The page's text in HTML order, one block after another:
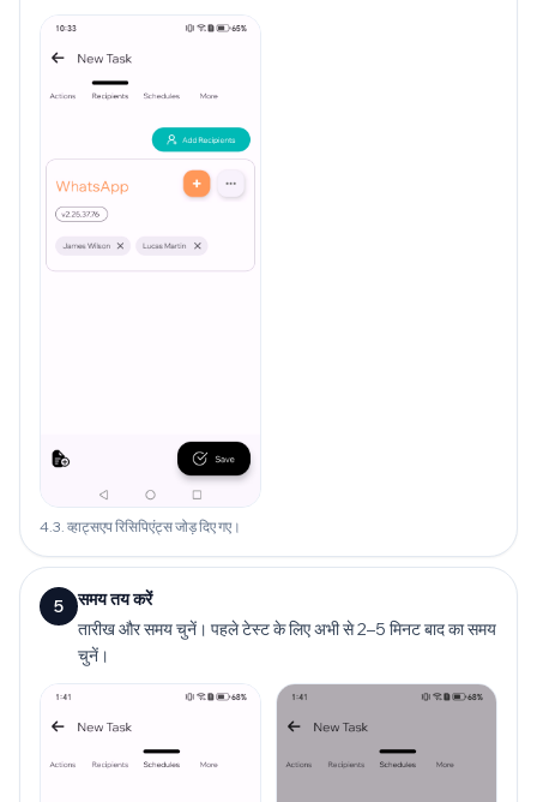
4.3. व्हाट्सएप रिसिपिएंट्स जोड़ दिए गए।
5
समय तय करें
तारीख और समय चुनें। पहले टेस्ट के लिए अभी से 2–5 मिनट बाद का समय
चुनें।